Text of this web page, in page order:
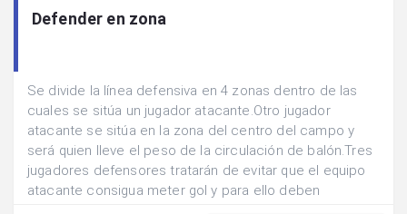
Defender en zona
Se divide la línea defensiva en 4 zonas dentro de las
cuales se sitúa un jugador atacante.Otro jugador
atacante se sitúa en la zona del centro del campo y
será quien lleve el peso de la circulación de balón.Tres
jugadores defensores tratarán de evitar que el equipo
atacante consigua meter gol y para ello deben